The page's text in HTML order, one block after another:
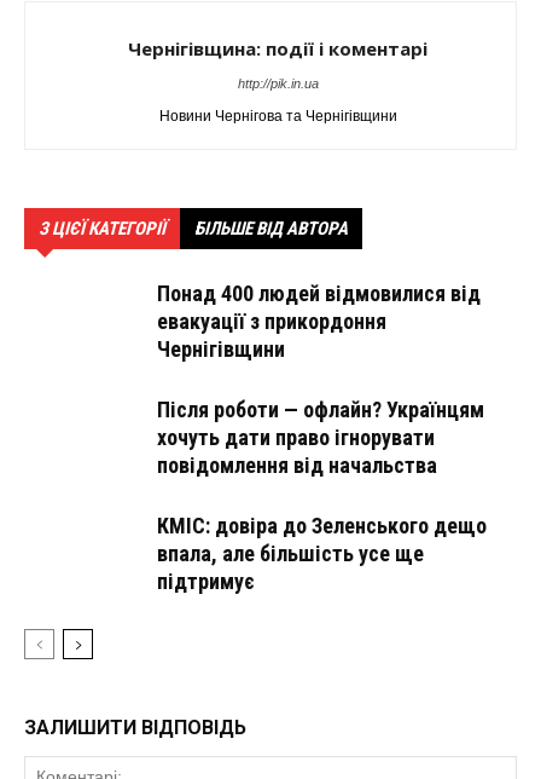
Чернігівщина: події і коментарі
http://pik.in.ua
Новини Чернігова та Чернігівщини
З ЦІЄЇ КАТЕГОРІЇ БІЛЬШЕ ВІД АВТОРА
Понад 400 людей відмовилися від
евакуації з прикордоння
Чернігівщини
Після роботи — офлайн? Українцям
хочуть дати право ігнорувати
повідомлення від начальства
КМІС: довіра до Зеленського дещо
впала, але більшість усе ще
підтримує
ЗАЛИШИТИ ВІДПОВІДЬ